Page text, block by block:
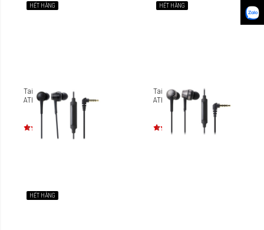
HẾT HÀNG
Tai nghe Audio-Technica
ATH-CKR70iS
HẾT HÀNG
Tai nghe Audio-Technica
ATH-CKR50iS
HẾT HÀNG